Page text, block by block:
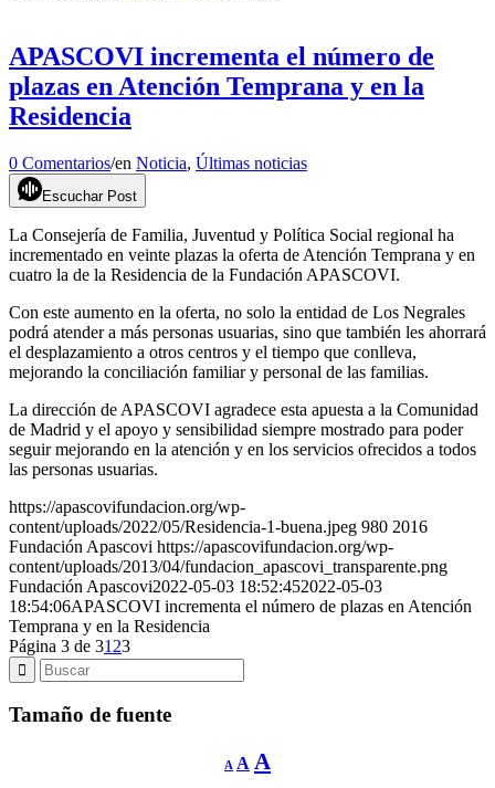
APASCOVI incrementa el número de
plazas en Atención Temprana y en la
Residencia
0 Comentarios/en Noticia, Últimas noticias
Escuchar Post
La Consejería de Familia, Juventud y Política Social regional ha
incrementado en veinte plazas la oferta de Atención Temprana y en
cuatro la de la Residencia de la Fundación APASCOVI.
Con este aumento en la oferta, no solo la entidad de Los Negrales
podrá atender a más personas usuarias, sino que también les ahorrará
el desplazamiento a otros centros y el tiempo que conlleva,
mejorando la conciliación familiar y personal de las familias.
La dirección de APASCOVI agradece esta apuesta a la Comunidad
de Madrid y el apoyo y sensibilidad siempre mostrado para poder
seguir mejorando en la atención y en los servicios ofrecidos a todos
las personas usuarias.
https://apascovifundacion.org/wp-
content/uploads/2022/05/Residencia-1-buena.jpeg 980 2016
Fundación Apascovi https://apascovifundacion.org/wp-
content/uploads/2013/04/fundacion_apascovi_transparente.png
Fundación Apascovi2022-05-03 18:52:452022-05-03
18:54:06APASCOVI incrementa el número de plazas en Atención
Temprana y en la Residencia
Página 3 de 31 23
Tamaño de fuente
A
Reducir
tamaño
A Restablecer
tamaño
A